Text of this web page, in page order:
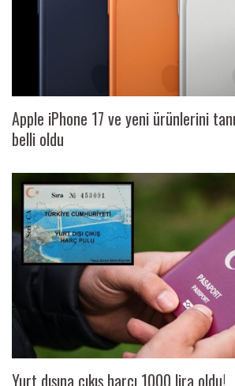
Apple iPhone 17 ve yeni ürünlerini
belli oldu
Yurt dışına çıkış harcı 1000 lira oldu!